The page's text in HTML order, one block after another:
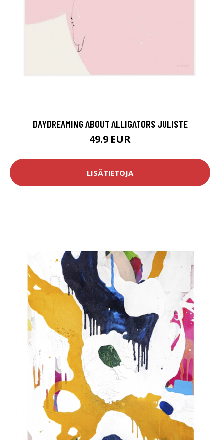
DAYDREAMING ABOUT ALLIGATORS JULISTE
49.9 EUR
LISÄTIETOJA